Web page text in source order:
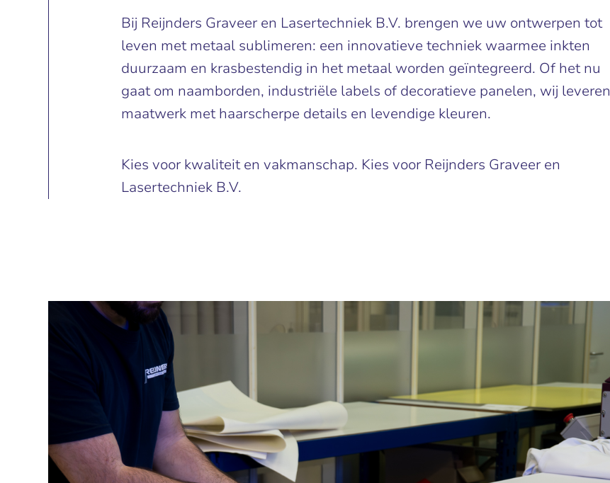
Bij Reijnders Graveer en Lasertechniek B.V. brengen we uw ontwerpen tot
leven met metaal sublimeren: een innovatieve techniek waarmee inkten
duurzaam en krasbestendig in het metaal worden geïntegreerd. Of het nu
gaat om naamborden, industriële labels of decoratieve panelen, wij leveren
maatwerk met haarscherpe details en levendige kleuren.
Kies voor kwaliteit en vakmanschap. Kies voor Reijnders Graveer en
Lasertechniek B.V.